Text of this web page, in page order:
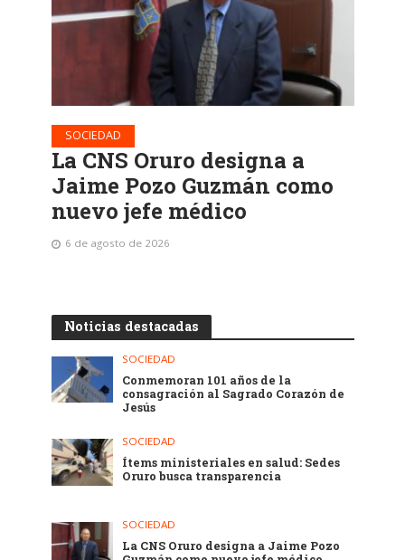
SOCIEDAD
La CNS Oruro designa a
Jaime Pozo Guzmán como
nuevo jefe médico
6 de agosto de 2026
Noticias destacadas
SOCIEDAD
Conmemoran 101 años de la
consagración al Sagrado Corazón de
Jesús
SOCIEDAD
Ítems ministeriales en salud: Sedes
Oruro busca transparencia
SOCIEDAD
La CNS Oruro designa a Jaime Pozo